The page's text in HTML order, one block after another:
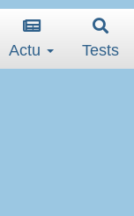
Actu Tests